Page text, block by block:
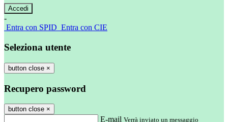
-
Entra con SPID Entra con CIE
Seleziona utente
button close ×
Recupero password
button close ×
E-mail Verrà inviato un messaggio